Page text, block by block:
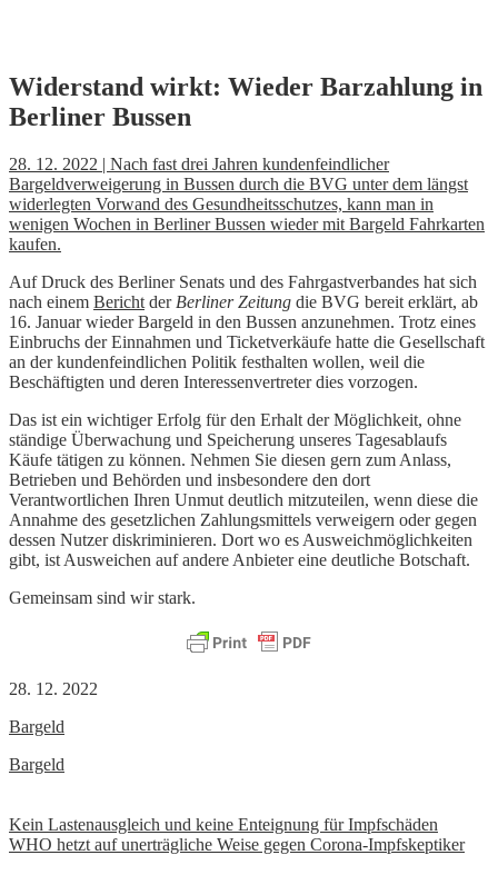
Skip
to
content
Widerstand wirkt: Wieder Barzahlung in
Berliner Bussen
28. 12. 2022 | Nach fast drei Jahren kundenfeindlicher
Bargeldverweigerung in Bussen durch die BVG unter dem längst
widerlegten Vorwand des Gesundheitsschutzes, kann man in
wenigen Wochen in Berliner Bussen wieder mit Bargeld Fahrkarten
kaufen.
Auf Druck des Berliner Senats und des Fahrgastverbandes hat sich
nach einem Bericht der Berliner Zeitung die BVG bereit erklärt, ab
16. Januar wieder Bargeld in den Bussen anzunehmen. Trotz eines
Einbruchs der Einnahmen und Ticketverkäufe hatte die Gesellschaft
an der kundenfeindlichen Politik festhalten wollen, weil die
Beschäftigten und deren Interessenvertreter dies vorzogen.
Das ist ein wichtiger Erfolg für den Erhalt der Möglichkeit, ohne
ständige Überwachung und Speicherung unseres Tagesablaufs
Käufe tätigen zu können. Nehmen Sie diesen gern zum Anlass,
Betrieben und Behörden und insbesondere den dort
Verantwortlichen Ihren Unmut deutlich mitzuteilen, wenn diese die
Annahme des gesetzlichen Zahlungsmittels verweigern oder gegen
dessen Nutzer diskriminieren. Dort wo es Ausweichmöglichkeiten
gibt, ist Ausweichen auf andere Anbieter eine deutliche Botschaft.
Gemeinsam sind wir stark.
28. 12. 2022
Bargeld
Bargeld
Beitrags-
Navigation
Kein Lastenausgleich und keine Enteignung für Impfschäden
WHO hetzt auf unerträgliche Weise gegen Corona-Impfskeptiker